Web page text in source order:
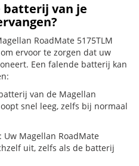
batterij van je
RoadMate 5175TLM
ervoor te zorgen dat uw
Een falende batterij kan
van de Magellan
snel leeg, zelfs bij normaal
Magellan RoadMate
uit, zelfs als de batterij